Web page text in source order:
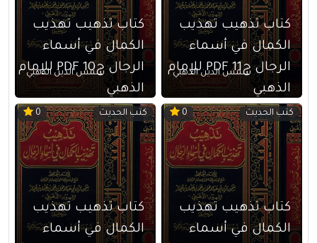
كتاب تذهيب تهذيب
الكمال في أسماء
الرجال ج11 PDF للإمام
الذهبي
شمس الدين الذهبي
كتاب تذهيب تهذيب
الكمال في أسماء
الرجال ج10 PDF للإمام
الذهبي
شمس الدين الذهبي
كتب الحديث 0
كتاب تذهيب تهذيب
الكمال في أسماء
كتب الحديث 0
كتاب تذهيب تهذيب
الكمال في أسماء